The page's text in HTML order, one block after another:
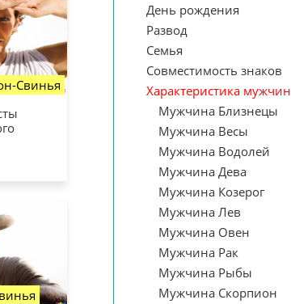
Свинья
День рождения
Развод
Семья
Совместимость знаков
Характеристика мужчин
Мужчина Близнецы
Мужчина Весы
Мужчина Водолей
Мужчина Дева
Мужчина Козерог
Мужчина Лев
Мужчина Овен
Мужчина Рак
Мужчина Рыбы
Мужчина Скорпион